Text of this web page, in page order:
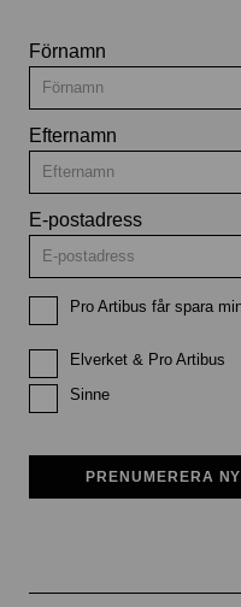
Förnamn
Efternamn
E-postadress
Pro Artibus får spara
Elverket & Pro Artibus
Sinne
PRENUMERERA